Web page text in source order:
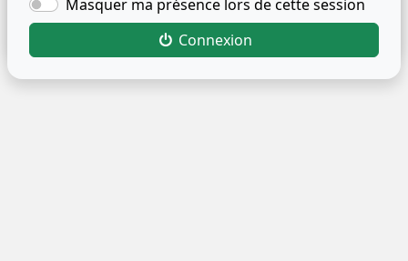
Masquer ma présence lors de cette session
Connexion